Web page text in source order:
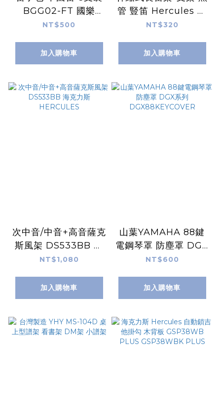
BGG02-FT 國樂
Omebaige
NT$500
加入購物車
管 豎笛 Hercules 海
克力斯 DS602B
NT$320
加入購物車
次中音/中音+高音薩克
斯風架 DS533BB 海
克力斯 HERCULES
NT$1,080
加入購物車
山葉YAMAHA 88鍵
電鋼琴罩 防塵罩 DGX
系列
NT$600
加入購物車